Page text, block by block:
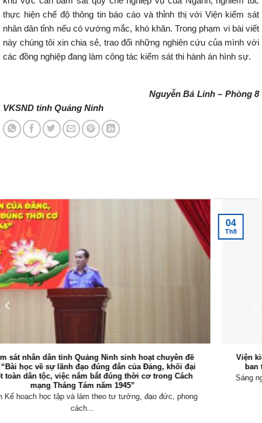
thực hiện chế độ thông tin báo cáo và thỉnh thị với Viện kiểm sát
nhân dân tỉnh nếu có vướng mắc, khó khăn. Trong phạm vi bài viết
này chúng tôi xin chia sẻ, trao đổi những nghiên cứu của mình với
các đồng nghiệp đang làm công tác kiểm sát thi hành án hình sự.
Nguyễn Bá Linh – Phòng 8
VKSND tỉnh Quảng Ninh
Viện kiểm sát nhân dân tỉnh Quảng Ninh tổ chức Hội nghị giao
ban trực tuyến triển khai nhiệm vụ trọng tâm tháng 8/2026
Sáng ngày 03/8/2026, Viện kiểm sát nhân dân (VKSND) tỉnh Quảng
Ninh tổ chức Hội...
04
Th8